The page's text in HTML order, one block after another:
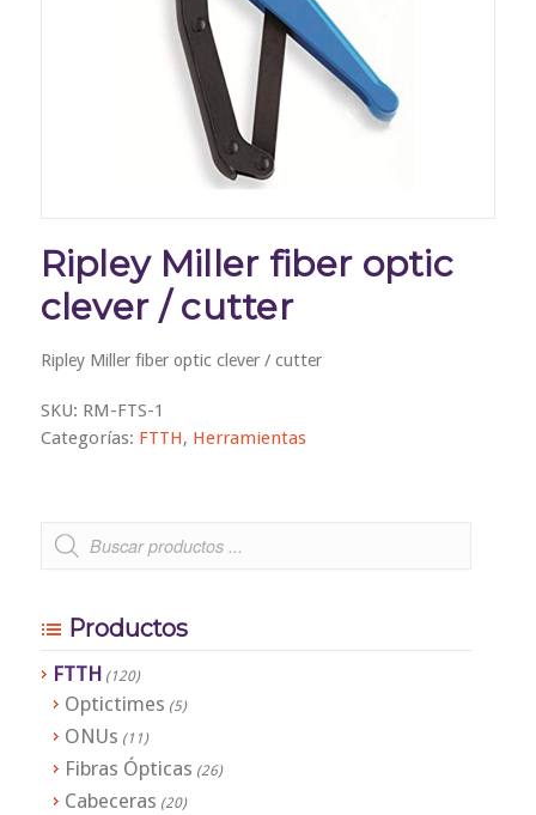
Ripley Miller fiber optic
clever / cutter
Ripley Miller fiber optic clever / cutter
SKU: RM-FTS-1
Categorías: FTTH, Herramientas
Productos
FTTH (120)
Optictimes (5)
ONUs (11)
Fibras Ópticas (26)
Cabeceras (20)